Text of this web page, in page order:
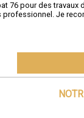
76 pour des travaux
Je